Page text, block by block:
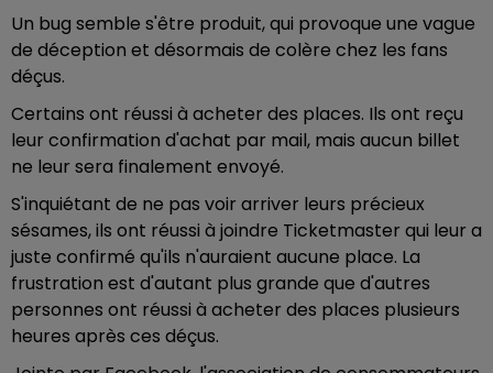
Un bug semble s'être produit, qui provoque une vague
de déception et désormais de colère chez les fans
déçus.
Certains ont réussi à acheter des places. Ils ont reçu
leur confirmation d'achat par mail, mais aucun billet
ne leur sera finalement envoyé.
S'inquiétant de ne pas voir arriver leurs précieux
sésames, ils ont réussi à joindre Ticketmaster qui leur a
juste confirmé qu'ils n'auraient aucune place. La
frustration est d'autant plus grande que d'autres
personnes ont réussi à acheter des places plusieurs
heures après ces déçus.